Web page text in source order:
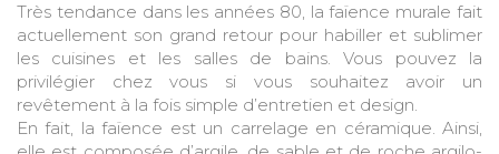
Très tendance dans les années 80, la faïence murale fait
actuellement son grand retour pour habiller et sublimer
les cuisines et les salles de bains. Vous pouvez la
privilégier chez vous si vous souhaitez avoir un
revêtement à la fois simple d’entretien et design.
En fait, la faïence est un carrelage en céramique. Ainsi,